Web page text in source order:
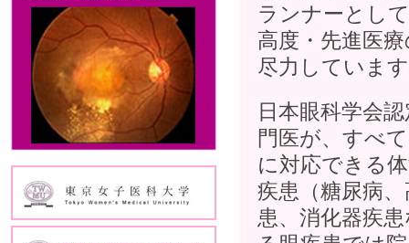
ランナーとし
高度・先進医
尽力していま
日本眼科学会
門医が、すべ
に対応できる
疾患（糖尿病
患、消化器疾